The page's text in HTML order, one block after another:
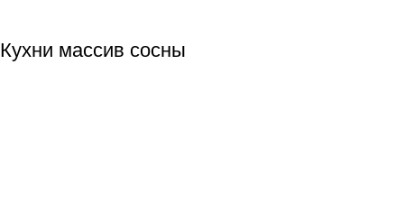
Кухни массив сосны